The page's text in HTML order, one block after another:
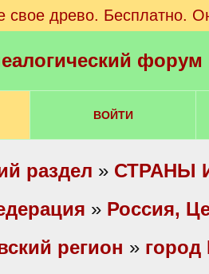
свое древо. Бесплатно.
ВОЙТИ
раздел » СТРАНЫ
» Россия,
регион » город